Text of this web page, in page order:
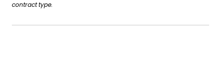
contract type.